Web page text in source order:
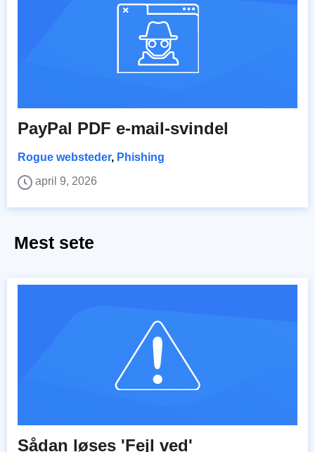
PayPal PDF e-mail-svindel
Rogue websteder, Phishing
april 9, 2026
Mest sete
Sådan løses 'Fejl ved'